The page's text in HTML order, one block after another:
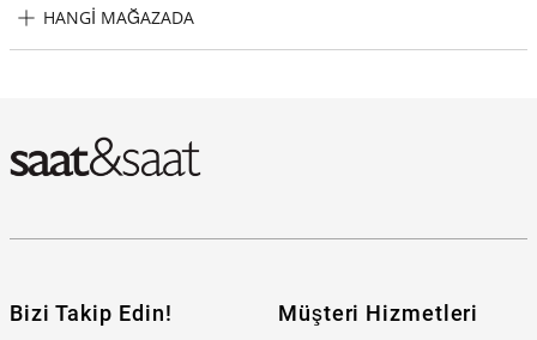
HANGI MAĞAZADA
Bizi Takip Edin! Müşteri Hizmetleri